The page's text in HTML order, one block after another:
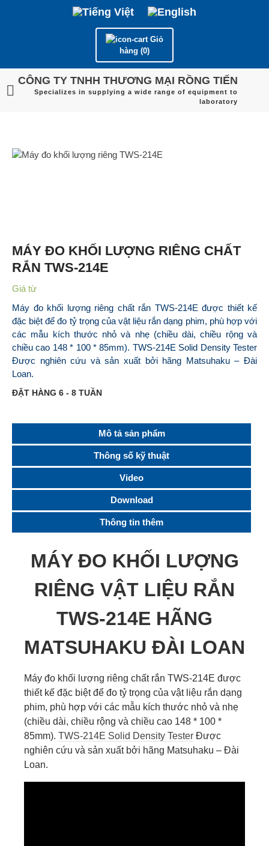
Giỏ
hàng (0)
CÔNG TY TNHH THƯƠNG MẠI RỒNG TIẾN
Specializes in supplying a wide range of equipment to
laboratory
MÁY ĐO KHỐI LƯỢNG RIÊNG CHẤT
RẮN TWS-214E
Giá từ
Máy đo khối lượng riêng chất rắn TWS-214E được thiết kế
đặc biệt để đo tỷ trọng của vật liệu rắn dạng phim, phù hợp với
các mẫu kích thước nhỏ và nhẹ (chiều dài, chiều rộng và
chiều cao 148 * 100 * 85mm). TWS-214E Solid Density Tester
Được nghiên cứu và sản xuất bởi hãng Matsuhaku – Đài
Loan.
ĐẶT HÀNG 6 - 8 TUẦN
Mô tả sản phẩm
Thông số kỹ thuật
Video
Download
Thông tin thêm
MÁY ĐO KHỐI LƯỢNG
RIÊNG VẬT LIỆU RẮN
TWS-214E HÃNG
MATSUHAKU ĐÀI LOAN
Máy đo khối lượng riêng chất rắn TWS-214E được
thiết kế đặc biệt để đo tỷ trọng của vật liệu rắn dạng
phim, phù hợp với các mẫu kích thước nhỏ và nhẹ
(chiều dài, chiều rộng và chiều cao 148 * 100 *
85mm). TWS-214E Solid Density Tester Được
nghiên cứu và sản xuất bởi hãng Matsuhaku – Đài
Loan.